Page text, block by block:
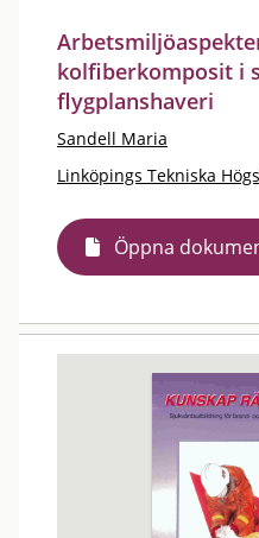
kolfiberkomposit i
flygplanshaveri
Sandell Maria
Linköpings Tekniska
Öppna